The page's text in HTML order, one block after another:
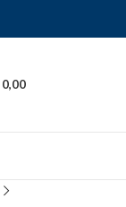
0,00